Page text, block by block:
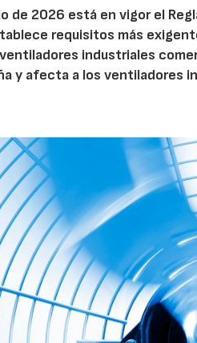
de 2026 está en vigor el
requisitos más
industriales
y afecta a los ventiladores